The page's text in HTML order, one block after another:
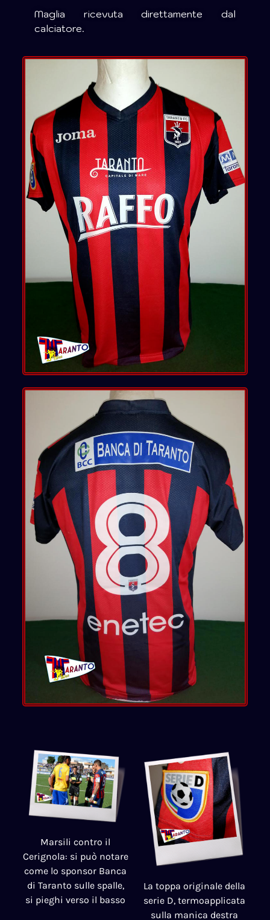
Maglia ricevuta direttamente dal
calciatore.
Marsili contro il
Cerignola: si può notare
come lo sponsor Banca
di Taranto sulle spalle,
si pieghi verso il basso
La toppa originale della
serie D, termoapplicata
sulla manica destra